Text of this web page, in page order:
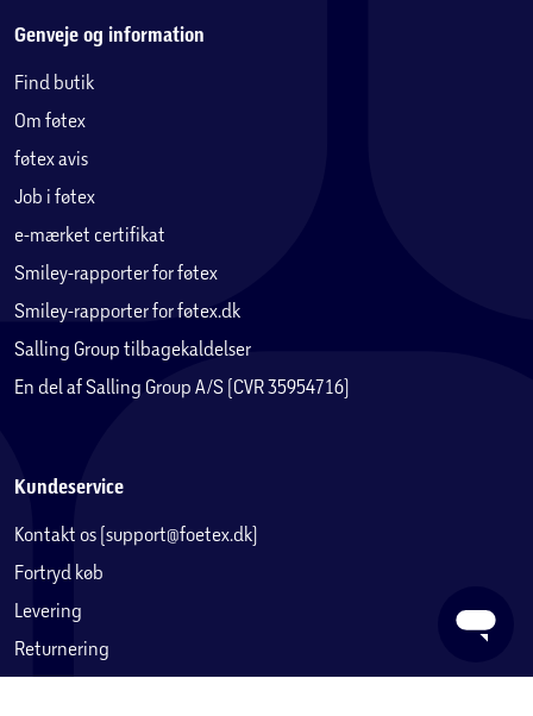
Genveje og information
Find butik
Om føtex
føtex avis
Job i føtex
e-mærket certifikat
Smiley-rapporter for føtex
Smiley-rapporter for føtex.dk
Salling Group tilbagekaldelser
En del af Salling Group A/S (CVR 35954716)
Kundeservice
Kontakt os (support@foetex.dk)
Fortryd køb
Levering
Returnering